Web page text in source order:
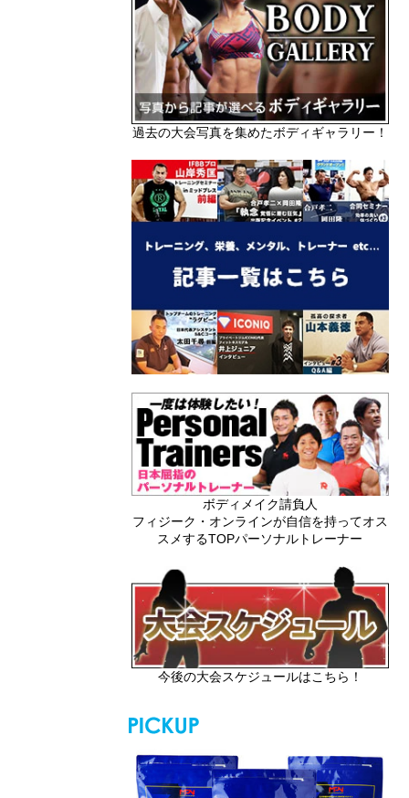
過去の大会写真を集めたボディギャラリー！
ボディメイク請負人
フィジーク・オンラインが自信を持ってオス
スメするTOPパーソナルトレーナー
今後の大会スケジュールはこちら！